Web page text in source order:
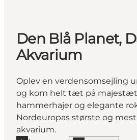
Den Blå Planet,
Akvarium
Oplev en verdensomsejling
og kom helt tæt på
hammerhajer og elegante
Nordeuropas største og
akvarium.